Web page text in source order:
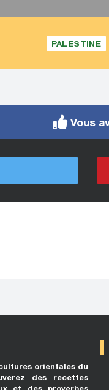
PALESTINE
Vous
orientales du
des recettes